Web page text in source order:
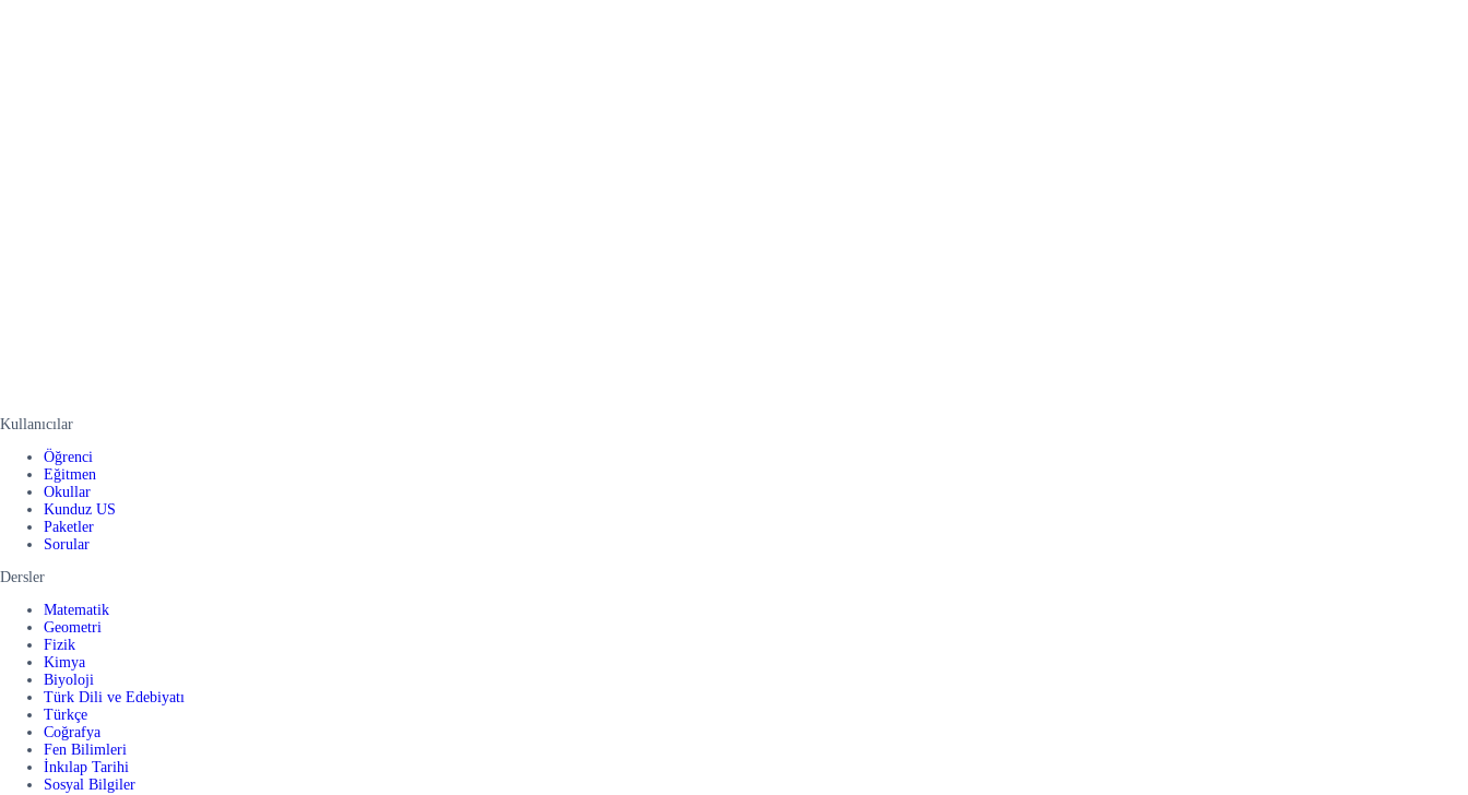
Kullanıcılar
Öğrenci
Eğitmen
Okullar
Kunduz US
Paketler
Sorular
Dersler
Matematik
Geometri
Fizik
Kimya
Biyoloji
Türk Dili ve Edebiyatı
Türkçe
Coğrafya
Fen Bilimleri
İnkılap Tarihi
Sosyal Bilgiler